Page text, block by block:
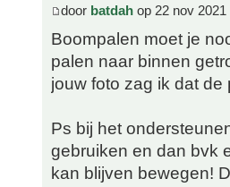
door batdah op 22 nov 2021
Boompalen moet je
palen naar binnen
jouw foto zag ik dat
Ps bij het
gebruiken en dan bvk
kan blijven bewegen!